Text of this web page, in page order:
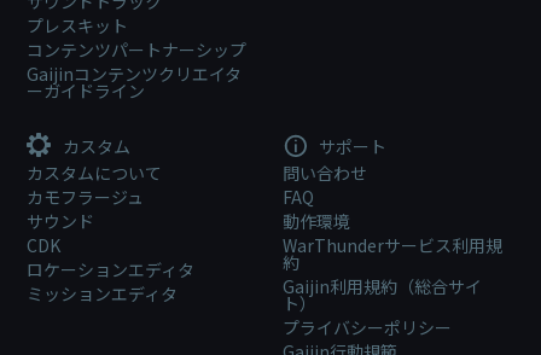
プレスキット
コンテンツパートナーシップ
Gaijinコンテンツクリエイタ
ーガイドライン
カスタム
カスタムについて
カモフラージュ
サウンド
CDK
ロケーションエディタ
ミッションエディタ
サポート
問い合わせ
FAQ
動作環境
WarThunderサービス利用規
約
Gaijin利用規約（総合サイ
ト）
プライバシーポリシー